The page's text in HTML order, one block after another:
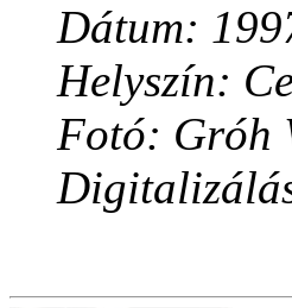
Dátum:
Helyszín:
Fotó: Gróh